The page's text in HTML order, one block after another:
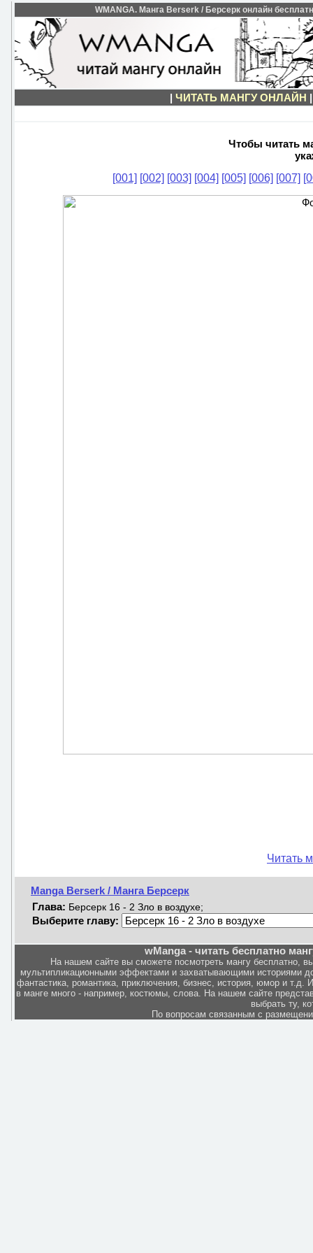
WMANGA. Манга Berserk / Берсерк онлайн
| ЧИТАТЬ МАНГУ ОНЛАЙН
Чтобы читать
[001] [002] [003] [004] [005] [006] [007]
Читать
Manga Berserk / Манга Берсерк
Глава: Берсерк 16 - 2 Зло в воздухе;
Выберите главу:
wManga - читать бесплатно
На нашем сайте вы сможете посмотреть мангу бесплатно,
мультипликационными эффектами и захватывающими историями
фантастика, романтика, приключения, бизнес, история, юмор и
в манге много - например, костюмы, слова. На нашем сайте
выбрать ту,
По вопросам связанным с